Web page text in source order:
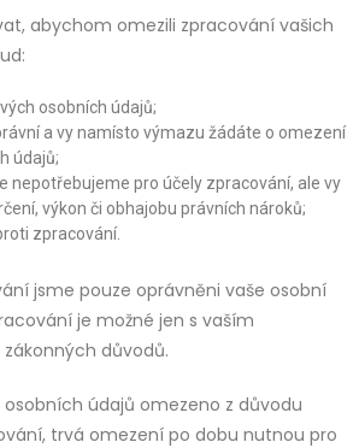
abychom omezili zpracování vašich
osobních údajů;
a vy namísto výmazu žádáte o omezení
údajů;
nepotřebujeme pro účely zpracování, ale vy
výkon či obhajobu právních nároků;
zpracování.
jsme pouze oprávněni vaše osobní
je možné jen s vaším
důvodů.
údajů omezeno z důvodu
trvá omezení po dobu nutnou pro